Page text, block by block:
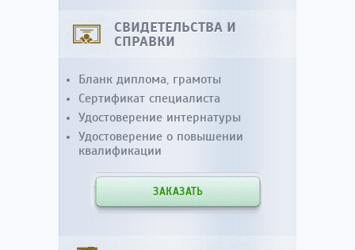
СВИДЕТЕЛЬСТВА И
СПРАВКИ
Бланк диплома, грамоты
Сертификат специалиста
Удостоверение интернатуры
Удостоверение о повышении
квалификации
ЗАКАЗАТЬ